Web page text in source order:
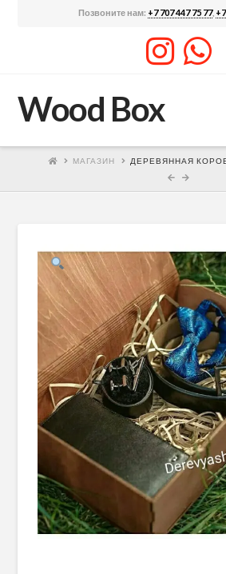
Позвоните нам: +7 707 447 75 77,
Wood Box
МАГАЗИН ДЕРЕВЯННАЯ